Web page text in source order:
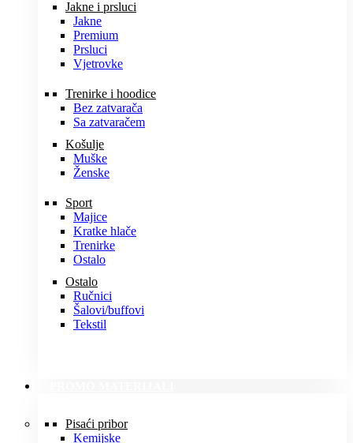
Jakne i prsluci
Jakne
Premium
Prsluci
Vjetrovke
Trenirke i hoodice
Bez zatvarača
Sa zatvaračem
Košulje
Muške
Ženske
Sport
Majice
Kratke hlače
Trenirke
Ostalo
Ostalo
Ručnici
Šalovi/buffovi
Tekstil
Pisaći pribor
Kemijske